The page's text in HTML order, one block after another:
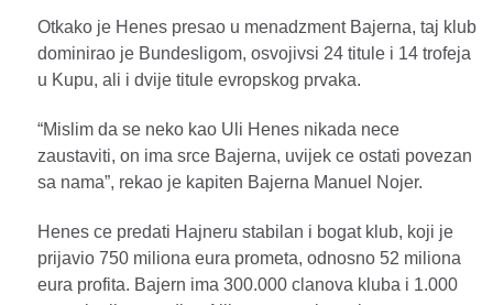
Otkako je Henes presao u menadzment Bajerna, taj klub
dominirao je Bundesligom, osvojivsi 24 titule i 14 trofeja
u Kupu, ali i dvije titule evropskog prvaka.
“Mislim da se neko kao Uli Henes nikada nece
zaustaviti, on ima srce Bajerna, uvijek ce ostati povezan
sa nama”, rekao je kapiten Bajerna Manuel Nojer.
Henes ce predati Hajneru stabilan i bogat klub, koji je
prijavio 750 miliona eura prometa, odnosno 52 miliona
eura profita. Bajern ima 300.000 clanova kluba i 1.000